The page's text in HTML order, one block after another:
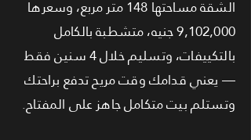
الشقة مساحتها 148 متر مربع، وسعرها
9,102,000 جنيه، متشطبة بالكامل
بالتكييفات، وتسليم خلال 4 سنين فقط
— يعني قدامك وقت مريح تدفع براحتك
وتستلم بيت متكامل جاهز على المفتاح.